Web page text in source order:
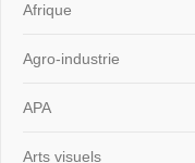
Afrique
Agro-industrie
APA
Arts visuels